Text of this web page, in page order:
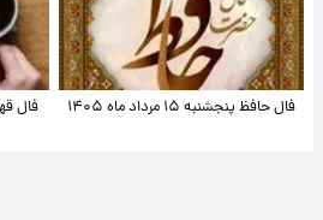
فال حافظ پنجشنبه ۱۵ مرداد ماه ۱۴۰۵